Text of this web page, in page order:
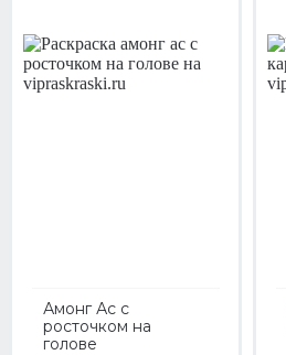
Амонг Ас с
росточком на
голове